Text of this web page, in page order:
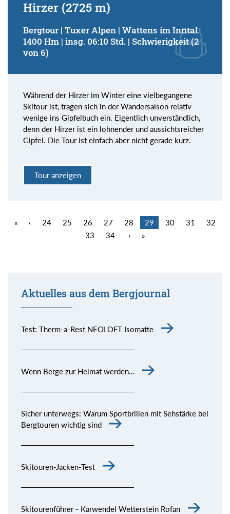
Hirzer (2725 m)
Bergtour | Tuxer Alpen | Wattens im Inntal
1400 Hm | insg. 06:10 Std. | Schwierigkeit (2
von 6)
Während der Hirzer im Winter eine vielbegangene
Skitour ist, tragen sich in der Wandersaison relativ
wenige ins Gipfelbuch ein. Eigentlich unverständlich,
denn der Hirzer ist ein lohnender und aussichtsreicher
Gipfel. Die Tour ist einfach aber nicht gerade kurz.
Tour anzeigen
« ‹ 24 25 26 27 28 29 30 31
32
33
34 › »
Aktuelles aus dem Bergjournal
Test: Therm-a-Rest NEOLOFT Isomatte
Wenn Berge zur Heimat werden…
Sicher unterwegs: Warum Sportbrillen mit Sehstärke bei
Bergtouren wichtig sind
Skitouren-Jacken-Test
Skitourenführer - Karwendel Wetterstein Rofan